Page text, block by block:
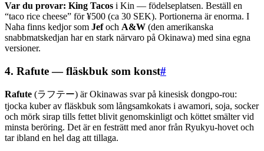
Var du provar: King Tacos i Kin — födelseplatsen. Beställ en
“taco rice cheese” för ¥500 (ca 30 SEK). Portionerna är enorma. I
Naha finns kedjor som Jefoch A&W (den amerikanska
snabbmatskedjan har en stark närvaro på Okinawa) med sina egna
versioner.
4. Rafute — fläskbuk som konst#
Rafute (ラフテー) är Okinawas svar på kinesisk dongpo-rou:
tjocka kuber av fläskbuk som långsamkokats i awamori, soja, socker
och mörk sirap tills fettet blivit genomskinligt och köttet smälter vid
minsta beröring. Det är en festrätt med anor från Ryukyu-hovet och
tar ibland en hel dag att tillaga.